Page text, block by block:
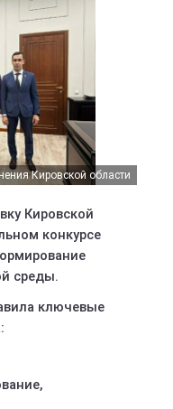
Кировской области
Кировской
конкурсе
среды.
ключевые